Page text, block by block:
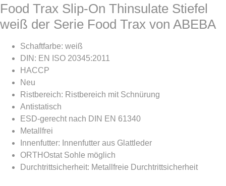
Food Trax Slip-On Thinsulate Stiefel
weiß der Serie Food Trax von ABEBA
Schaftfarbe: weiß
DIN: EN ISO 20345:2011
HACCP
Neu
Ristbereich: Ristbereich mit Schnürung
Antistatisch
ESD-gerecht nach DIN EN 61340
Metallfrei
Innenfutter: Innenfutter aus Glattleder
ORTHOstat Sohle möglich
Durchtrittsicherheit: Metallfreie Durchtrittsicherheit